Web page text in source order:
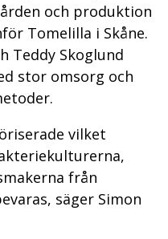
och produktion
Tomelilla i Skåne.
Teddy Skoglund
stor omsorg och
vilket
från
säger Simon